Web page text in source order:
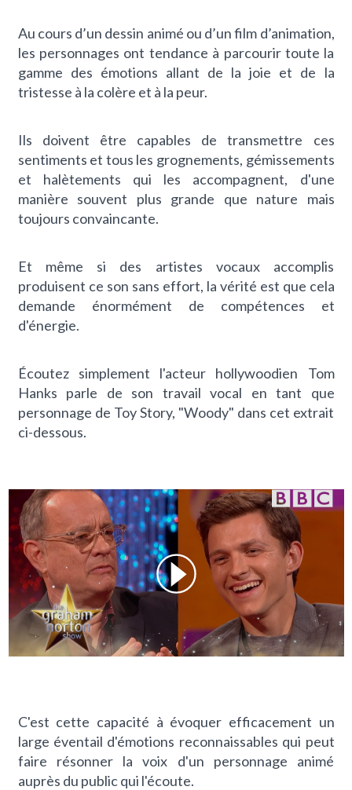
Au cours d’un dessin animé ou d’un film d’animation,
les personnages ont tendance à parcourir toute la
gamme des émotions allant de la joie et de la
tristesse à la colère et à la peur.
Ils doivent être capables de transmettre ces
sentiments et tous les grognements, gémissements
et halètements qui les accompagnent, d'une
manière souvent plus grande que nature mais
toujours convaincante.
Et même si des artistes vocaux accomplis
produisent ce son sans effort, la vérité est que cela
demande énormément de compétences et
d'énergie.
Écoutez simplement l'acteur hollywoodien Tom
Hanks parle de son travail vocal en tant que
personnage de Toy Story, "Woody" dans cet extrait
ci-dessous.
C'est cette capacité à évoquer efficacement un
large éventail d'émotions reconnaissables qui peut
faire résonner la voix d'un personnage animé
auprès du public qui l'écoute.